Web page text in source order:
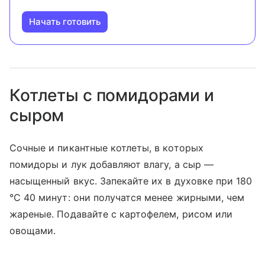
Начать готовить
Котлеты с помидорами и
сыром
Сочные и пикантные котлеты, в которых
помидоры и лук добавляют влагу, а сыр —
насыщенный вкус. Запекайте их в духовке при 180
°C 40 минут: они получатся менее жирными, чем
жареные. Подавайте с картофелем, рисом или
овощами.